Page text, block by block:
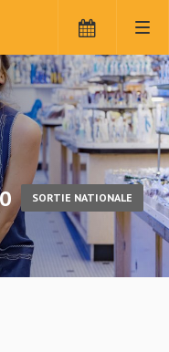
SORTIE NATIONALE